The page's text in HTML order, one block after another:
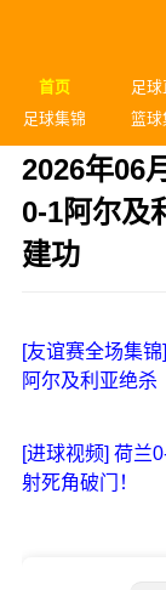
首页 足
足球集锦
篮球
2026年06
0-1阿尔及
建功
[友谊赛全场集
阿尔及利亚绝杀
[进球视频] 荷兰
射死角破门！